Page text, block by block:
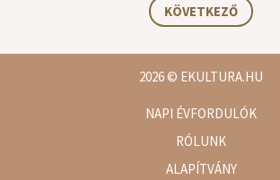
KÖVETKEZŐ
2026© EKULTURA.HU
NAPI ÉVFORDULÓK
RÓLUNK
ALAPÍTVÁNY